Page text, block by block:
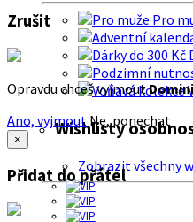
Pro
Wishlisty
Zobrazit všechny
Zrušit
Opravdu chceš vyjmout
Ano, vyjmout Ne, ponechat
×
Přidat do přátel